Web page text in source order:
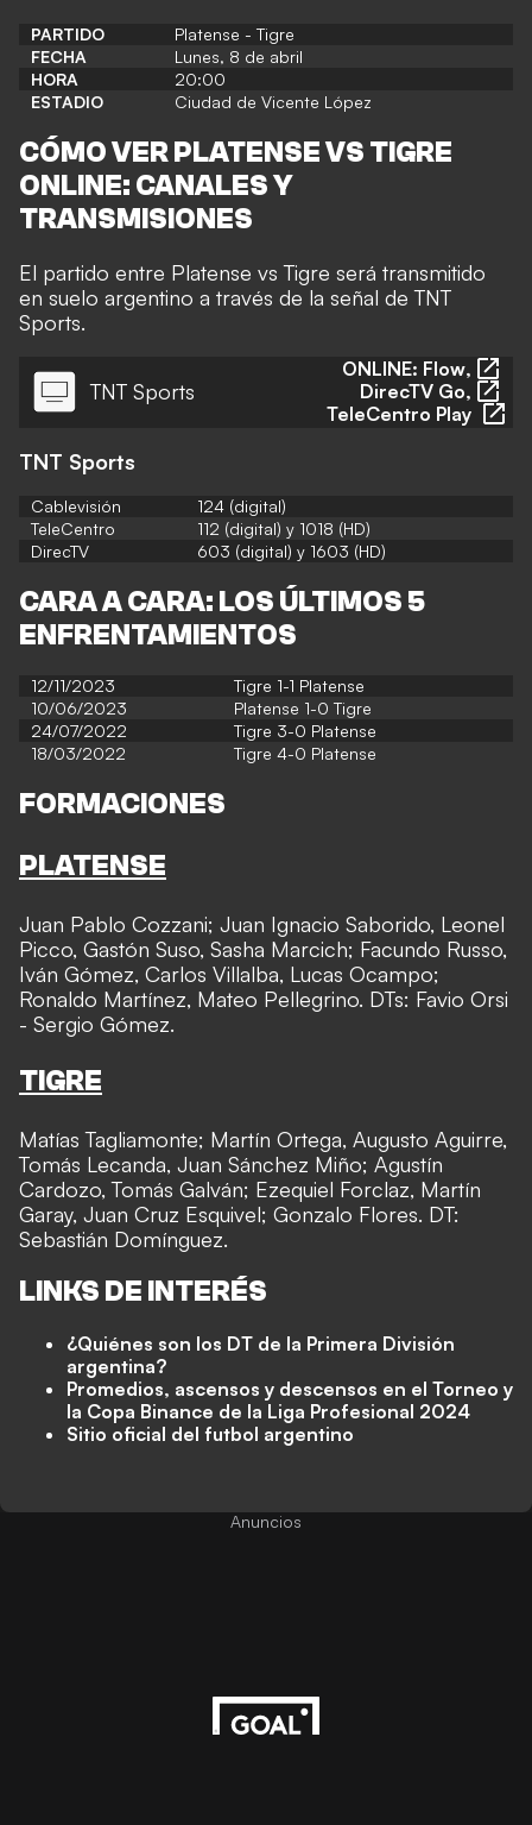
PARTIDO
Platense - Tigre
FECHA
Lunes, 8 de abril
HORA
20:00
ESTADIO
Ciudad de Vicente López
CÓMO VER PLATENSE VS TIGRE
ONLINE: CANALES Y
TRANSMISIONES
El partido entre Platense vs Tigre será transmitido
en suelo argentino a través de la señal de TNT
Sports.
TNT Sports
ONLINE: Flow,
DirecTV Go,
TeleCentro Play
TNT Sports
Cablevisión
124 (digital)
TeleCentro
112 (digital) y 1018 (HD)
DirecTV
603 (digital) y 1603 (HD)
CARA A CARA: LOS ÚLTIMOS 5
ENFRENTAMIENTOS
12/11/2023
Tigre 1-1 Platense
10/06/2023
Platense 1-0 Tigre
24/07/2022
Tigre 3-0 Platense
18/03/2022
Tigre 4-0 Platense
FORMACIONES
PLATENSE
Juan Pablo Cozzani; Juan Ignacio Saborido, Leonel
Picco, Gastón Suso, Sasha Marcich; Facundo Russo,
Iván Gómez, Carlos Villalba, Lucas Ocampo;
Ronaldo Martínez, Mateo Pellegrino. DTs: Favio Orsi
- Sergio Gómez.
TIGRE
Matías Tagliamonte; Martín Ortega, Augusto Aguirre,
Tomás Lecanda, Juan Sánchez Miño; Agustín
Cardozo, Tomás Galván; Ezequiel Forclaz, Martín
Garay, Juan Cruz Esquivel; Gonzalo Flores. DT:
Sebastián Domínguez.
LINKS DE INTERÉS
¿Quiénes son los DT de la Primera División
argentina?
Promedios, ascensos y descensos en el Torneo y
la Copa Binance de la Liga Profesional 2024
Sitio oficial del futbol argentino
Anuncios